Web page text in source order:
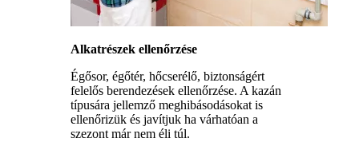
Alkatrészek ellenőrzése
Égősor, égőtér, hőcserélő, biztonságért
felelős berendezések ellenőrzése. A kazán
típusára jellemző meghibásodásokat is
ellenőrizük és javítjuk ha várhatóan a
szezont már nem éli túl.